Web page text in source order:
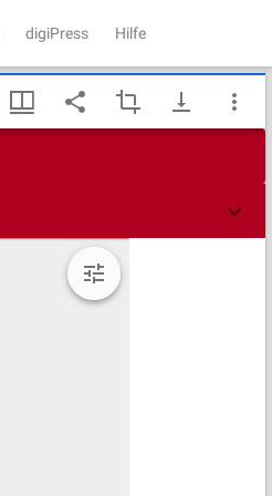
digiPress Hilfe